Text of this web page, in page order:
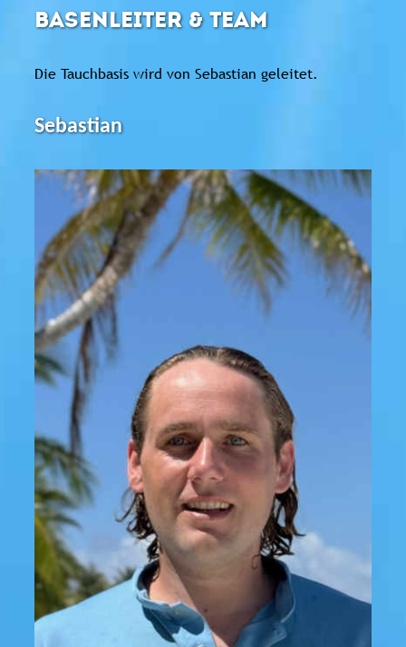
BASENLEITER & TEAM
Die Tauchbasis wird von Sebastian geleitet.
Sebastian